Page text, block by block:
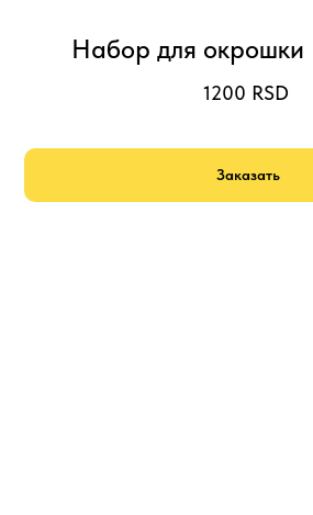
Набор для окрошки
1200 RSD
Заказать